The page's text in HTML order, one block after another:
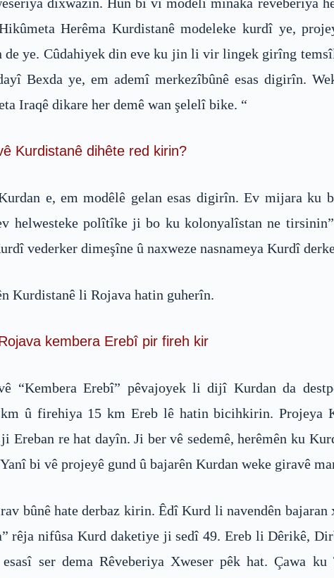
dixwazin. Hûn bi vî modêlî mînaka rêveberiya
Herêma Kurdistanê modeleke kurdî ye,
ye. Cûdahiyek din eve ku jin li vir lingek girîng
Bexda ye, em ademî merkezîbûnê esas digirîn.
Iraqê dikare her demê wan şelelî bike. “
Kurdistanê dihête red kirin?
e, em modêlê gelan esas digirîn. Ev mijara ku
helwesteke polîtîke ji bo ku kolonyalîstan ne
vederker dimeşîne û naxweze nasnameya Kurdî
Kurdistanê li Rojava hatin guherîn.
kembera Erebî pir fireh kir
“Kembera Erebî” pêvajoyek li dijî Kurdan da
û firehiya 15 km Ereb lê hatin bicihkirin. Projeya
re hat dayîn. Ji ber vê sedemê, herêmên ku
bi vê projeyê gund û bajarên Kurdan weke giravê
bûnê hate derbaz kirin. Êdî Kurd li navendên
rêja nifûsa Kurd daketiye ji sedî 49. Ereb li Dêrikê,
ser dema Rêveberiya Xweser pêk hat. Çawa ku